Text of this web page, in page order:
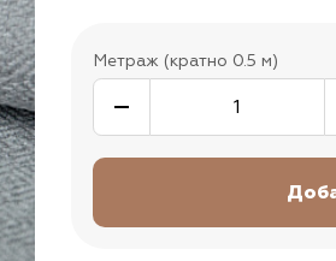
Метраж (кратно 0.5 м)